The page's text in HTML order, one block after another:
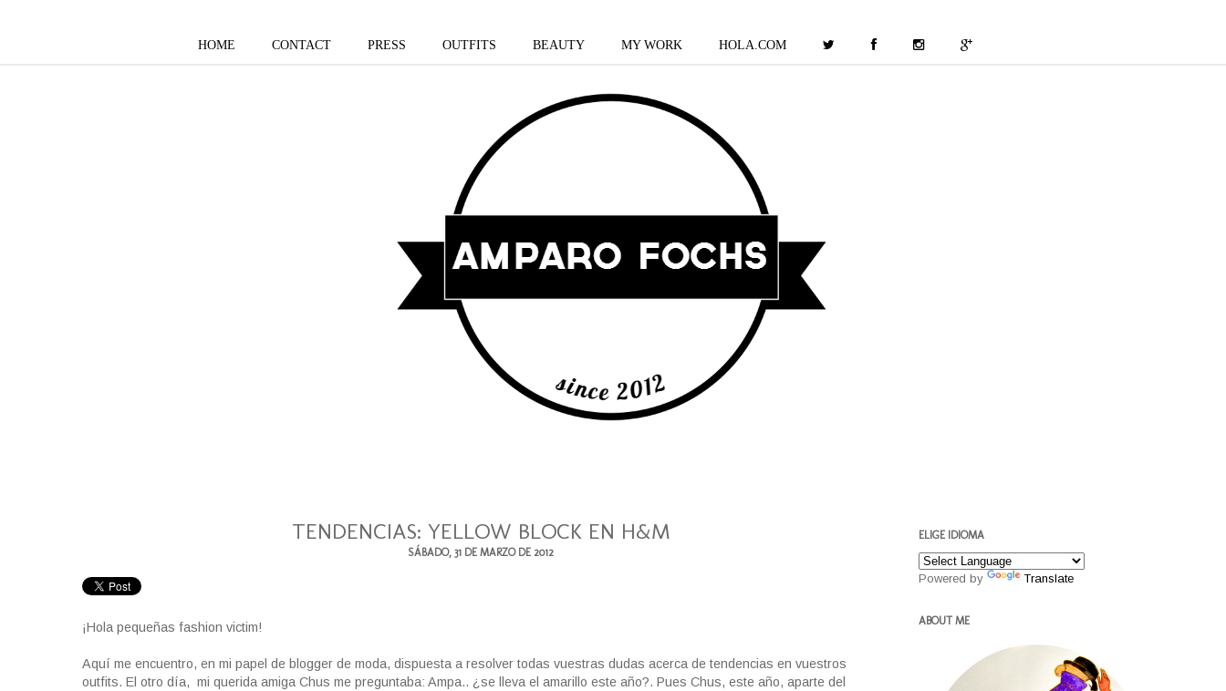
HOME CONTACT PRESS OUTFITS BEAUTY MY WORK HOLA.COM
TENDENCIAS: YELLOW BLOCK EN H&M
SÁBADO, 31 DE MARZO DE 2012
¡Hola pequeñas fashion victim!
Aquí me encuentro, en mi papel de blogger de moda, dispuesta a resolver todas vuestras dudas acerca de tendencias en vuestros
outfits. El otro día, mi querida amiga Chus me preguntaba: Ampa.. ¿se lleva el amarillo este año?. Pues Chus, este año, aparte del
ELIGE IDIOMA
Powered by Translate
ABOUT ME